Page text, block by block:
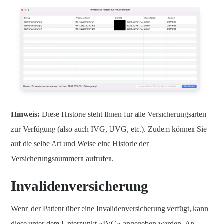
Hinweis: Diese Historie steht Ihnen für alle Versicherungsarten
zur Verfügung (also auch IVG, UVG, etc.). Zudem können Sie
auf die selbe Art und Weise eine Historie der
Versicherungsnummern aufrufen.
Invalidenversicherung
Wenn der Patient über eine Invalidenversicherung verfügt, kann